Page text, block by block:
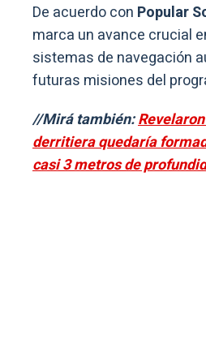
De acuerdo con Popular
marca un avance crucial
sistemas de navegación
futuras misiones del
//Mirá también:
derritiera quedaría
casi 3 metros de